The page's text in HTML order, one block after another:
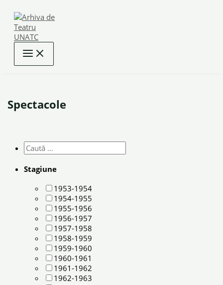
content
Spectacole
Stagiune
1953-1954
1954-1955
1955-1956
1956-1957
1957-1958
1958-1959
1959-1960
1960-1961
1961-1962
1962-1963